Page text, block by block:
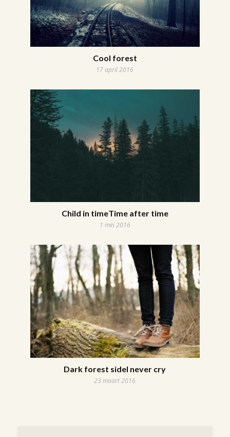
Cool forest
17 april 2016
Child in timeTime after time
1 mei 2016
Dark forest sideI never cry
23 maart 2016